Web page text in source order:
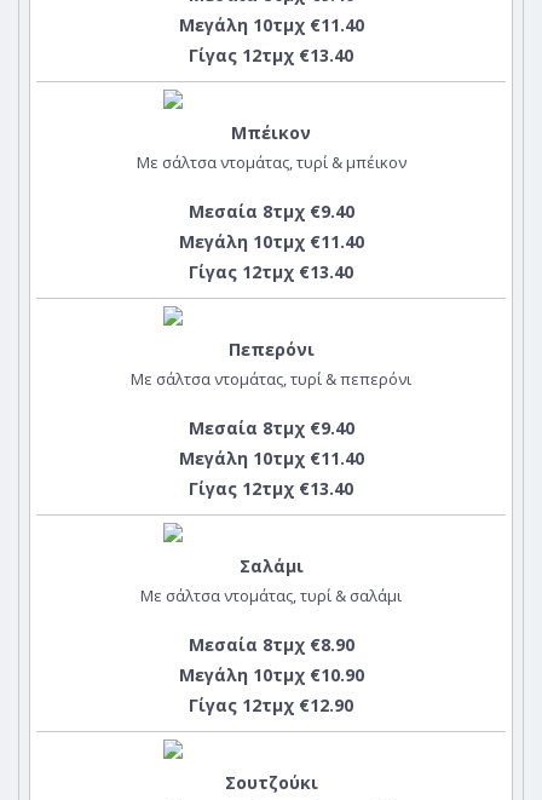
Μεγάλη 10τμχ €11.40
Γίγας 12τμχ €13.40
Μπέικον
Με σάλτσα ντομάτας, τυρί & μπέικον
Μεσαία 8τμχ €9.40
Μεγάλη 10τμχ €11.40
Γίγας 12τμχ €13.40
Πεπερόνι
Με σάλτσα ντομάτας, τυρί & πεπερόνι
Μεσαία 8τμχ €9.40
Μεγάλη 10τμχ €11.40
Γίγας 12τμχ €13.40
Σαλάμι
Με σάλτσα ντομάτας, τυρί & σαλάμι
Μεσαία 8τμχ €8.90
Μεγάλη 10τμχ €10.90
Γίγας 12τμχ €12.90
Σουτζούκι